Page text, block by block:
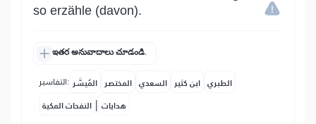
so erzähle (davon).
ఇతర అనువాదాలు చూడండి.
التفاسير: المُيسَّر المختصر السعدي ابن كثير الطبري
النفحات المكية | هدايات